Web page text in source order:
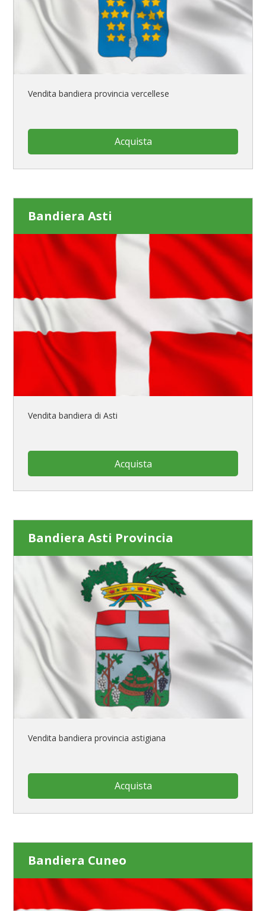
Vendita bandiera provincia vercellese
Acquista
Bandiera Asti
Vendita bandiera di Asti
Acquista
Bandiera Asti Provincia
Vendita bandiera provincia astigiana
Acquista
Bandiera Cuneo